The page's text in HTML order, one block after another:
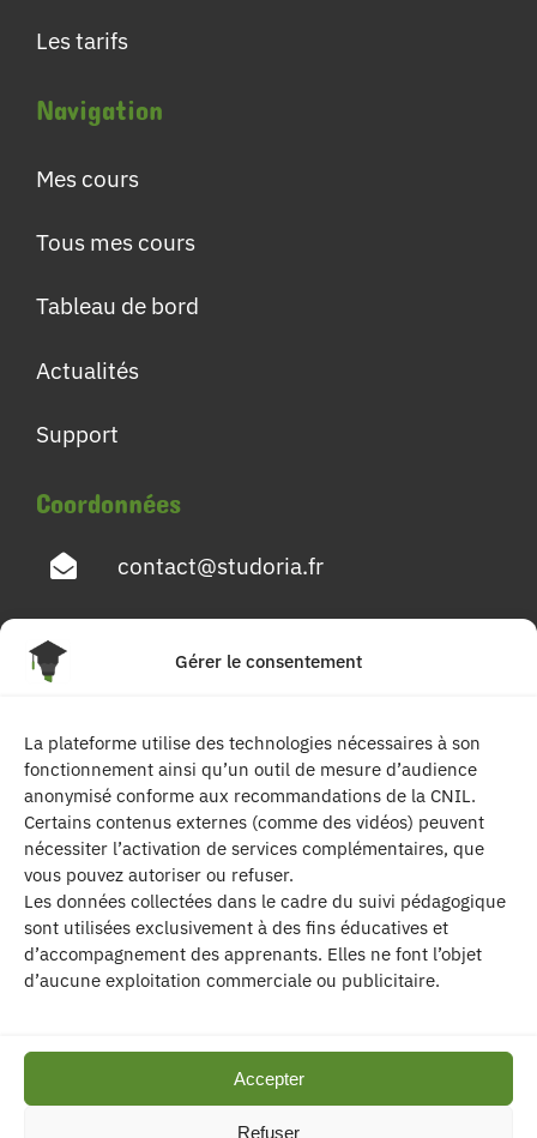
Gérer le consentement
La plateforme utilise des technologies nécessaires à son
fonctionnement ainsi qu’un outil de mesure d’audience
anonymisé conforme aux recommandations de la CNIL.
Certains contenus externes (comme des vidéos) peuvent
nécessiter l’activation de services complémentaires, que
vous pouvez autoriser ou refuser.
Les données collectées dans le cadre du suivi pédagogique
sont utilisées exclusivement à des fins éducatives et
d’accompagnement des apprenants. Elles ne font l’objet
d’aucune exploitation commerciale ou publicitaire.
Accepter
Refuser
Les tarifs
Navigation
Mes cours
Tous mes cours
Tableau de bord
Actualités
Support
Coordonnées
contact@studoria.fr
4 Rue Georges Pompidou
Suivez-nous
| Les contenus publiés sur ce site sont
Mentions légales|Politique de confidentialité|